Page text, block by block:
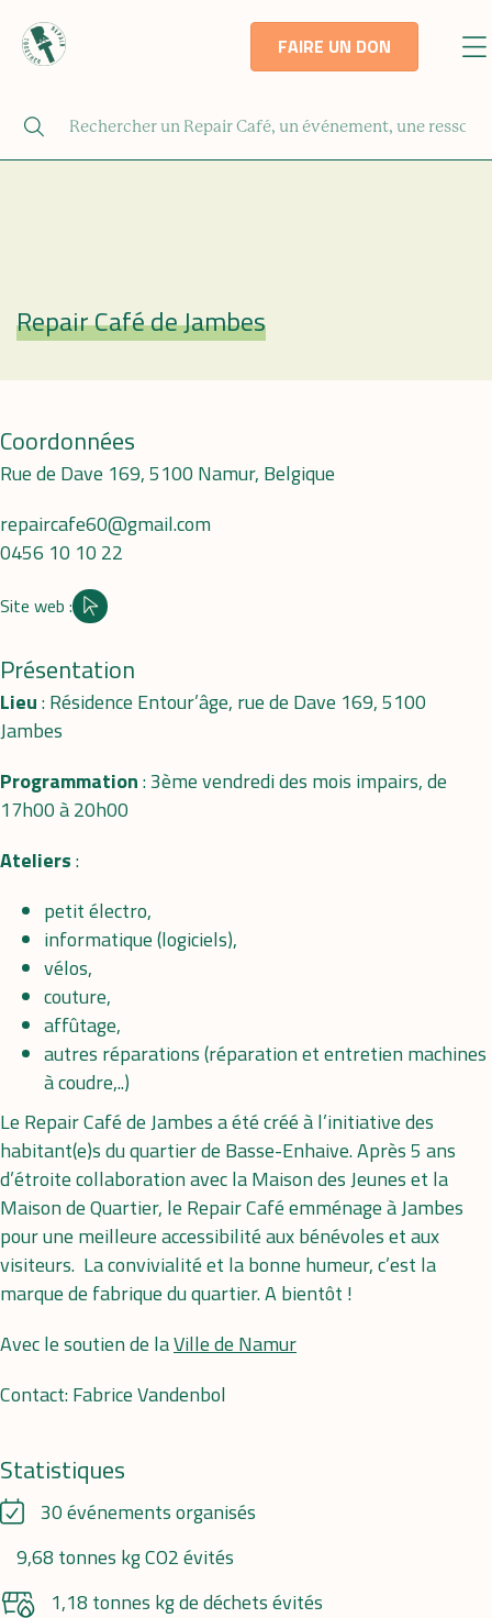
FAIRE UN DON
Repair Café
Repair Café de Jambes
Coordonnées
Rue de Dave 169, 5100 Namur, Belgique
repaircafe60@gmail.com
0456 10 10 22
Site web :
Site internet
Présentation
Lieu: Résidence Entour’âge, rue de Dave 169, 5100
Jambes
Programmation: 3ème vendredi des mois impairs, de
17h00 à 20h00
Ateliers:
petit électro,
informatique (logiciels),
vélos,
couture,
affûtage,
autres réparations (réparation et entretien machines
à coudre,..)
Le Repair Café de Jambes a été créé à l’initiative des
habitant(e)s du quartier de Basse-Enhaive. Après 5 ans
d’étroite collaboration avec la Maison des Jeunes et la
Maison de Quartier, le Repair Café emménage à Jambes
pour une meilleure accessibilité aux bénévoles et aux
visiteurs. La convivialité et la bonne humeur, c’est la
marque de fabrique du quartier. A bientôt !
Avec le soutien de laVille de Namur
Contact:Fabrice Vandenbol
Statistiques
30 événements organisés
9,68 tonnes kg CO2 évités
1,18 tonnes kg de déchets évités